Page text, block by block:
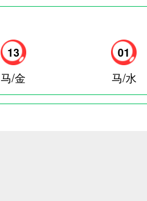
13
马/金
01
马/水